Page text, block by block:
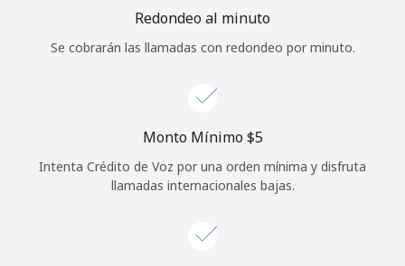
¿Olvidaste tu contraseña? →
Continuar con
Redondeo al minuto
Se cobrarán las llamadas con redondeo por minuto.
Monto Mínimo ⁦$5⁩
Intenta Crédito de Voz por una orden mínima y disfruta
llamadas internacionales bajas.